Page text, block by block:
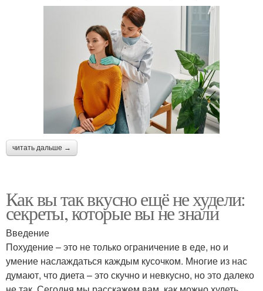
читать дальше →
Как вы так вкусно ещё не худели:
секреты, которые вы не знали
Введение
Похудение – это не только ограничение в еде, но и
умение наслаждаться каждым кусочком. Многие из нас
думают, что диета – это скучно и невкусно, но это далеко